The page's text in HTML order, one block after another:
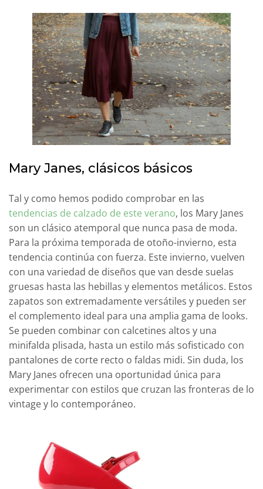
Mary Janes, clásicos básicos
Tal y como hemos podido comprobar en las
tendencias de calzado de este verano, los Mary Janes
son un clásico atemporal que nunca pasa de moda.
Para la próxima temporada de otoño-invierno, esta
tendencia continúa con fuerza. Este invierno, vuelven
con una variedad de diseños que van desde suelas
gruesas hasta las hebillas y elementos metálicos. Estos
zapatos son extremadamente versátiles y pueden ser
el complemento ideal para una amplia gama de looks.
Se pueden combinar con calcetines altos y una
minifalda plisada, hasta un estilo más sofisticado con
pantalones de corte recto o faldas midi. Sin duda, los
Mary Janes ofrecen una oportunidad única para
experimentar con estilos que cruzan las fronteras de lo
vintage y lo contemporáneo.